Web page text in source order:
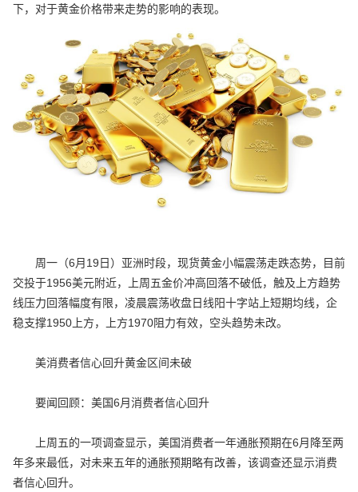
下，对于黄金价格带来走势的影响的表现。
周一（6月19日）亚洲时段，现货黄金小幅震荡走跌态势，目前
交投于1956美元附近，上周五金价冲高回落不破低，触及上方趋势
线压力回落幅度有限，凌晨震荡收盘日线阳十字站上短期均线，企
稳支撑1950上方，上方1970阻力有效，空头趋势未改。
美消费者信心回升黄金区间未破
要闻回顾：美国6月消费者信心回升
上周五的一项调查显示，美国消费者一年通胀预期在6月降至两
年多来最低，对未来五年的通胀预期略有改善，该调查还显示消费
者信心回升。